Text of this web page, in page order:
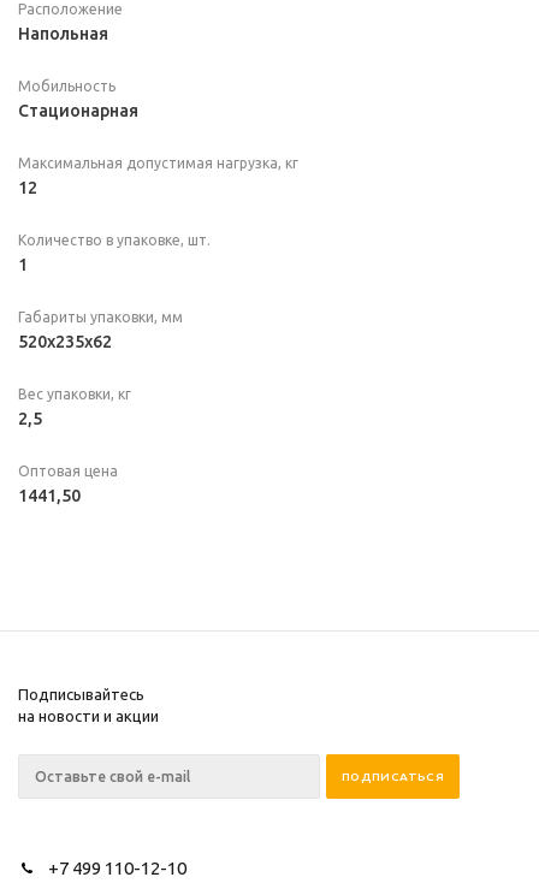
Расположение
Напольная
Мобильность
Стационарная
Максимальная допустимая нагрузка, кг
12
Количество в упаковке, шт.
1
Габариты упаковки, мм
520х235х62
Вес упаковки, кг
2,5
Оптовая цена
1441,50
Подписывайтесь
на новости и акции
+7 499 110-12-10